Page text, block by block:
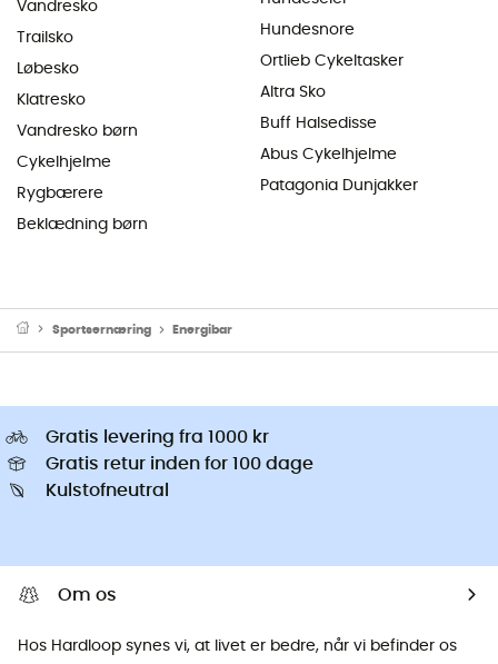
Vandresko
Trailsko
Løbesko
Klatresko
Vandresko børn
Cykelhjelme
Rygbærere
Beklædning børn
Hundesnore
Ortlieb Cykeltasker
Altra Sko
Buff Halsedisse
Abus Cykelhjelme
Patagonia Dunjakker
Sportsernæring Energibar
Gratis levering fra 1000 kr
Gratis retur inden for 100 dage
Kulstofneutral
Om os
Hos Hardloop synes vi, at livet er bedre, når vi befinder os